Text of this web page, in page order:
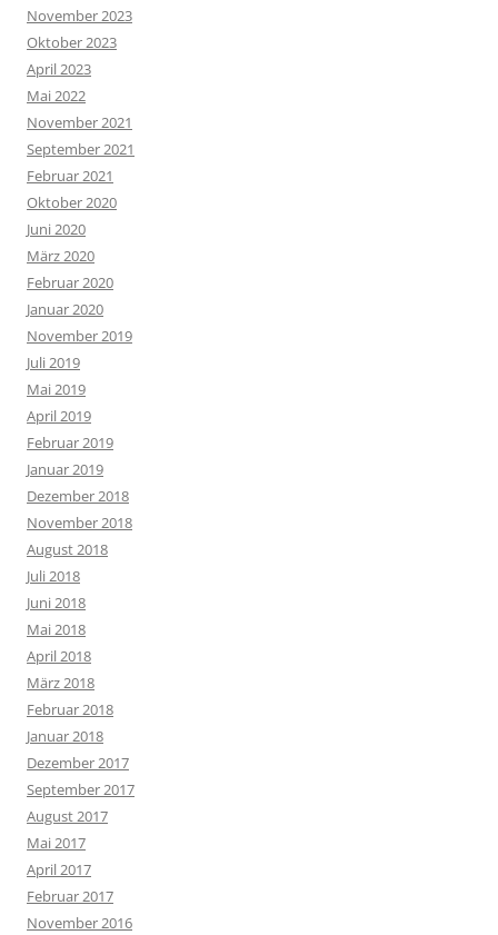
November 2023
Oktober 2023
April 2023
Mai 2022
November 2021
September 2021
Februar 2021
Oktober 2020
Juni 2020
März 2020
Februar 2020
Januar 2020
November 2019
Juli 2019
Mai 2019
April 2019
Februar 2019
Januar 2019
Dezember 2018
November 2018
August 2018
Juli 2018
Juni 2018
Mai 2018
April 2018
März 2018
Februar 2018
Januar 2018
Dezember 2017
September 2017
August 2017
Mai 2017
April 2017
Februar 2017
November 2016